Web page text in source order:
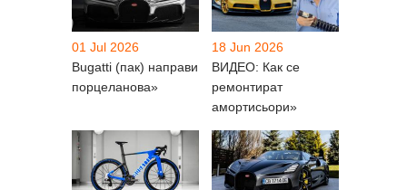
01 Jul 2026
Bugatti (пак) направи
порцеланова»
18 Jun 2026
ВИДЕО: Как се
ремонтират
амортисьори»